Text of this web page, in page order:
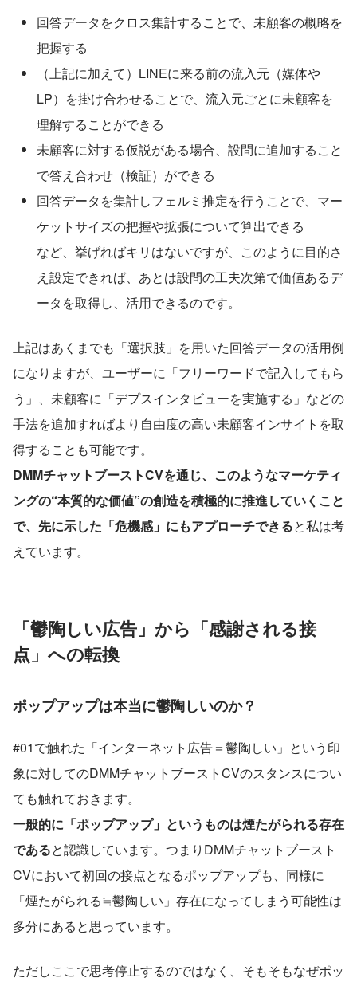
回答データをクロス集計することで、未顧客の概略を
把握する
（上記に加えて）LINEに来る前の流入元（媒体や
LP）を掛け合わせることで、流入元ごとに未顧客を
理解することができる
未顧客に対する仮説がある場合、設問に追加すること
で答え合わせ（検証）ができる
回答データを集計しフェルミ推定を行うことで、マー
ケットサイズの把握や拡張について算出できる
など、挙げればキリはないですが、このように目的さ
え設定できれば、あとは設問の工夫次第で価値あるデ
ータを取得し、活用できるのです。
上記はあくまでも「選択肢」を用いた回答データの活用例
になりますが、ユーザーに「フリーワードで記入してもら
う」、未顧客に「デプスインタビューを実施する」などの
手法を追加すればより自由度の高い未顧客インサイトを取
得することも可能です。
DMMチャットブーストCVを通じ、このようなマーケティ
ングの“本質的な価値”の創造を積極的に推進していくこと
で、先に示した「危機感」にもアプローチできると私は考
えています。
「鬱陶しい広告」から「感謝される接
点」への転換
ポップアップは本当に鬱陶しいのか？
#01で触れた「インターネット広告＝鬱陶しい」という印
象に対してのDMMチャットブーストCVのスタンスについ
ても触れておきます。
一般的に「ポップアップ」というものは煙たがられる存在
であると認識しています。つまりDMMチャットブースト
CVにおいて初回の接点となるポップアップも、同様に
「煙たがられる≒鬱陶しい」存在になってしまう可能性は
多分にあると思っています。
ただしここで思考停止するのではなく、そもそもなぜポッ